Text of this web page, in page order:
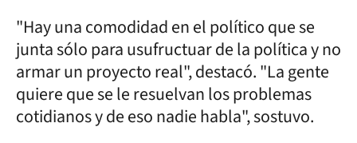
"Hay una comodidad en el político que se
junta sólo para usufructuar de la política y no
armar un proyecto real", destacó. "La gente
quiere que se le resuelvan los problemas
cotidianos y de eso nadie habla", sostuvo.